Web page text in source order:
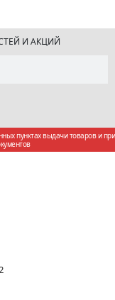
И АКЦИЙ
пунктах выдачи товаров и при